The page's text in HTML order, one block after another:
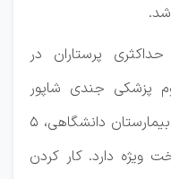
پرستاران در
پزشکی جندی شاپور
اهواز دانشگاه تیپ یک است و ۲۸ بیمارستان دانشگاهی، ۵
۵۰۰ تخت بستری و ۶۰۰ تخت ویژه دارد. کار کردن